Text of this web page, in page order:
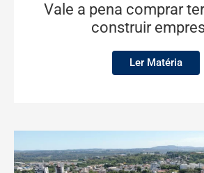
Vale a pena comprar
construir
Ler Matéria